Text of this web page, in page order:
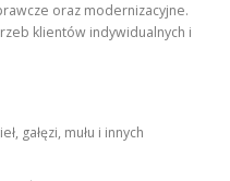
oraz modernizacyjne.
klientów indywidualnych i
gałęzi, mułu i innych